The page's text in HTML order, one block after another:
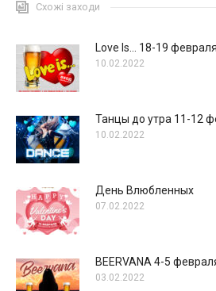
Схожі заходи
Love Is… 18-19 февраля
10.02.2022
Танцы до утра 11-12
10.02.2022
День Влюбленных
07.02.2022
BEERVANA 4-5
03.02.2022